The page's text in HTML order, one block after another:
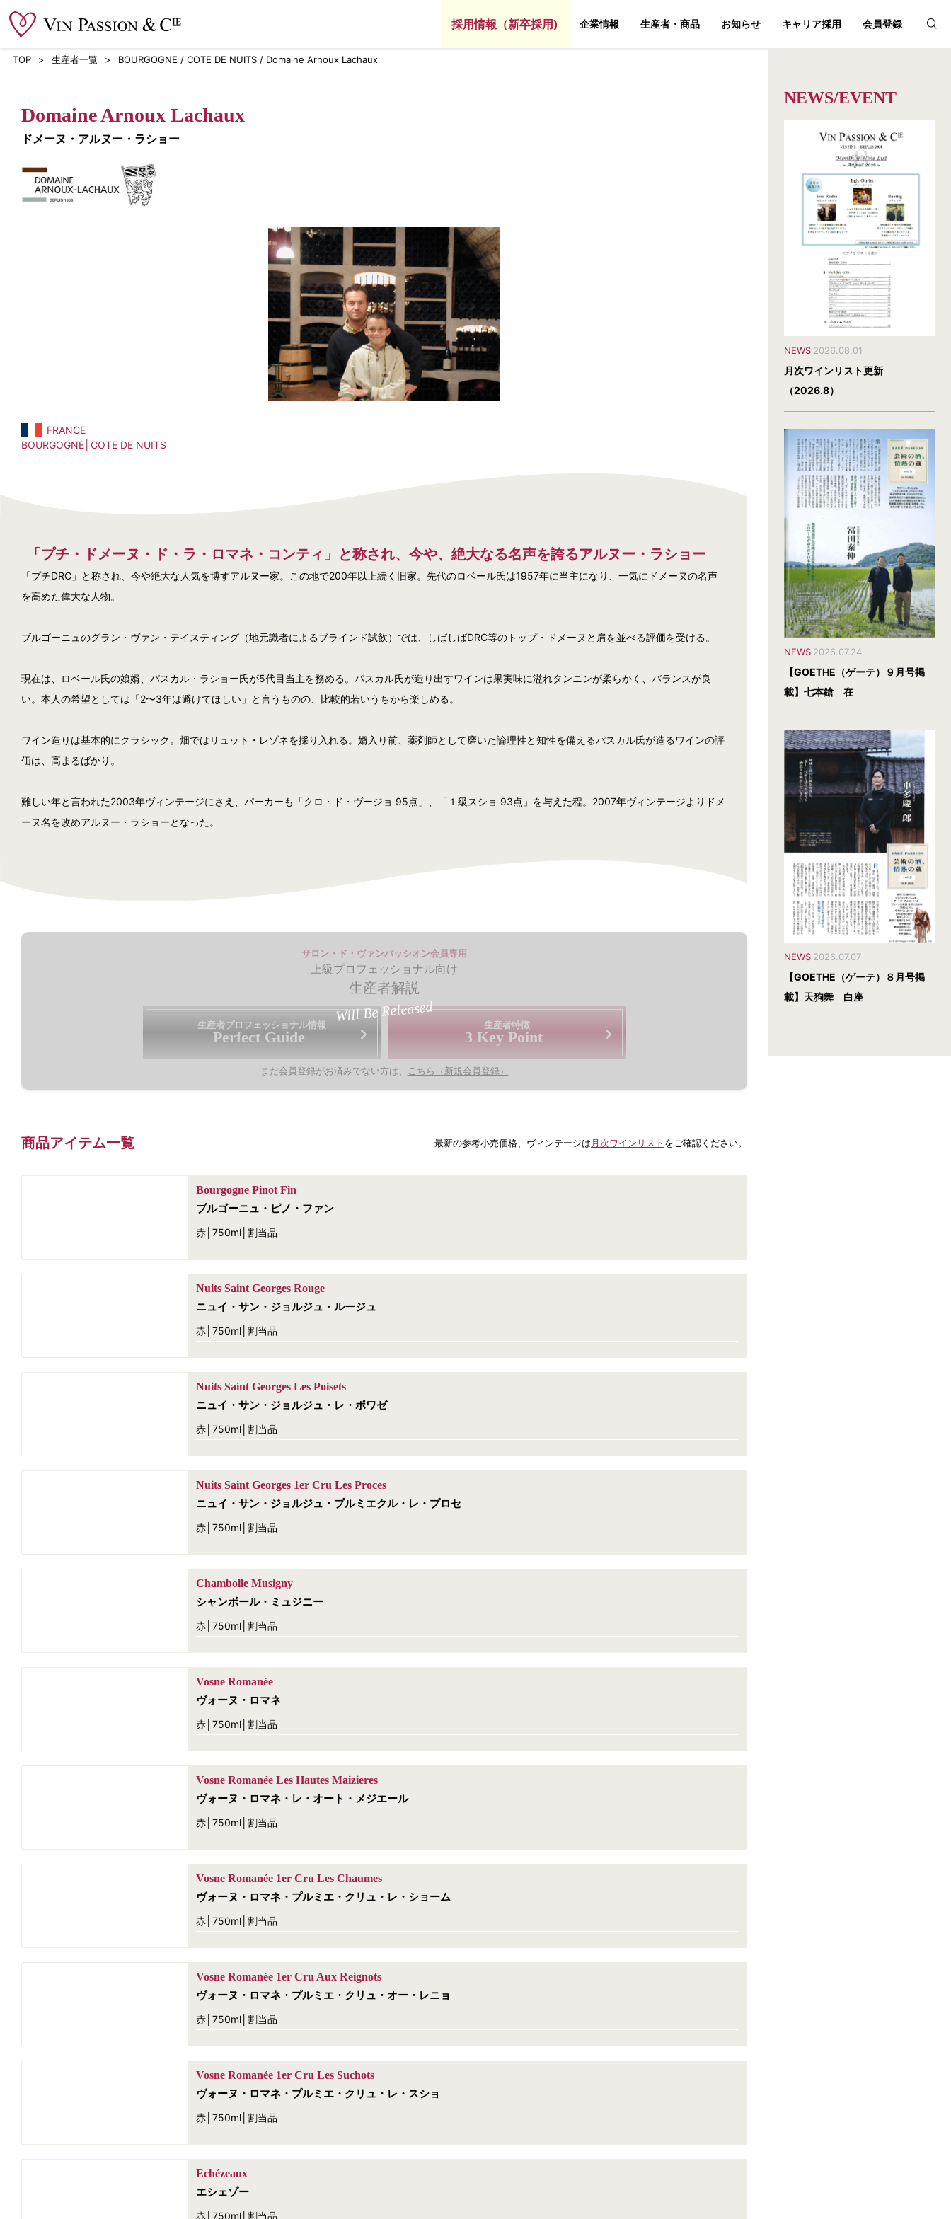
採用情報（新卒採用) 企業情報 生産者・商品 お知らせ キャリア採用 会員登録
TOP 生産者一覧 BOURGOGNE / COTE DE NUITS / Domaine Arnoux Lachaux
Domaine Arnoux Lachaux
ドメーヌ・アルヌー・ラショー
FRANCE
BOURGOGNE│COTE DE NUITS
「プチ・ドメーヌ・ド・ラ・ロマネ・コンティ」と称され、今や、絶大なる名声を誇るアルヌー・ラショー
「プチDRC」と称され、今や絶大な人気を博すアルヌー家。この地で200年以上続く旧家。先代のロベール氏は1957年に当主になり、一気にドメーヌの名声
を高めた偉大な人物。
ブルゴーニュのグラン・ヴァン・テイスティング（地元識者によるブラインド試飲）では、しばしばDRC等のトップ・ドメーヌと肩を並べる評価を受ける。
現在は、ロベール氏の娘婿、パスカル・ラショー氏が5代目当主を務める。パスカル氏が造り出すワインは果実味に溢れタンニンが柔らかく、バランスが良
い。本人の希望としては「2〜3年は避けてほしい」と言うものの、比較的若いうちから楽しめる。
ワイン造りは基本的にクラシック。畑ではリュット・レゾネを採り入れる。婿入り前、薬剤師として磨いた論理性と知性を備えるパスカル氏が造るワインの評
価は、高まるばかり。
難しい年と言われた2003年ヴィンテージにさえ、パーカーも「クロ・ド・ヴージョ 95点」、「１級スショ 93点」を与えた程。2007年ヴィンテージよりドメ
ーヌ名を改めアルヌー・ラショーとなった。
Will Be Released
上級プロフェッショナル向け
生産者解説
サロン・ド・ヴァンパッシオン会員専用
生産者プロフェッショナル情報
Perfect Guide
生産者特徴
3 Key Point
まだ会員登録がお済みでない方は、 こちら（新規会員登録）
商品アイテム一覧 最新の参考小売価格、ヴィンテージは月次ワインリスト をご確認ください。
Bourgogne Pinot Fin
ブルゴーニュ・ピノ・ファン
赤│750ml│割当品
Nuits Saint Georges Rouge
ニュイ・サン・ジョルジュ・ルージュ
赤│750ml│割当品
Nuits Saint Georges Les Poisets
ニュイ・サン・ジョルジュ・レ・ポワゼ
赤│750ml│割当品
Nuits Saint Georges 1er Cru Les Proces
ニュイ・サン・ジョルジュ・プルミエクル・レ・プロセ
赤│750ml│割当品
Chambolle Musigny
シャンボール・ミュジニー
赤│750ml│割当品
Vosne Romanée
ヴォーヌ・ロマネ
赤│750ml│割当品
Vosne Romanée Les Hautes Maizieres
ヴォーヌ・ロマネ・レ・オート・メジエール
赤│750ml│割当品
Vosne Romanée 1er Cru Les Chaumes
ヴォーヌ・ロマネ・プルミエ・クリュ・レ・ショーム
赤│750ml│割当品
Vosne Romanée 1er Cru Aux Reignots
ヴォーヌ・ロマネ・プルミエ・クリュ・オー・レニョ
赤│750ml│割当品
Vosne Romanée 1er Cru Les Suchots
ヴォーヌ・ロマネ・プルミエ・クリュ・レ・スショ
赤│750ml│割当品
Echézeaux
エシェゾー
赤│750ml│割当品
NEWS/EVENT
NEWS 2026.08.01
月次ワインリスト更新
（2026.8）
NEWS 2026.07.24
【GOETHE（ゲーテ）９月号掲
載】七本鎗 在
NEWS 2026.07.07
【GOETHE（ゲーテ）８月号掲
載】天狗舞 白座